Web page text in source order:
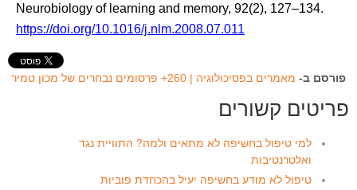
Neurobiology of learning and memory, 92(2), 127–134.
https://doi.org/10.1016/j.nlm.2008.07.011
פורסם ב- מאמרים בפסיכולוגיה | 260+ פרסומים נבחרים של מכון טמיר
פריטים קשורים
למי טיפול בחשיפה לא מתאים ולמה? התוויית נגד
ואלטרנטיבות
טיפול לא מודע בחשיפה יעיל בהכחדת פוביות